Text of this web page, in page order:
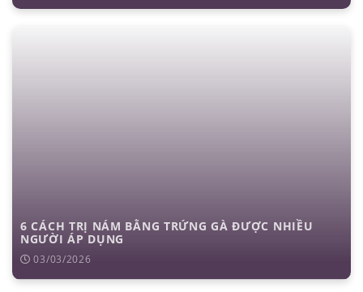
6 CÁCH TRỊ NÁM BẰNG TRỨNG GÀ ĐƯỢC NHIỀU
NGƯỜI ÁP DỤNG
03/03/2026